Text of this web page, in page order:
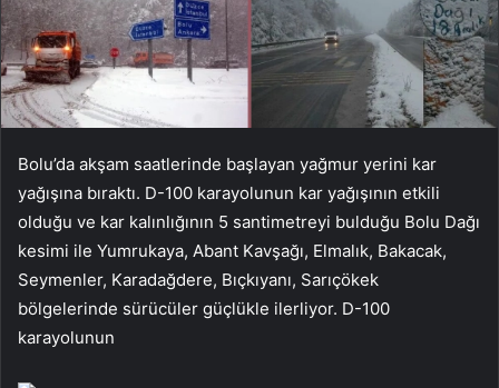
Bolu’da akşam saatlerinde başlayan yağmur yerini kar
yağışına bıraktı. D-100 karayolunun kar yağışının etkili
olduğu ve kar kalınlığının 5 santimetreyi bulduğu Bolu Dağı
kesimi ile Yumrukaya, Abant Kavşağı, Elmalık, Bakacak,
Seymenler, Karadağdere, Bıçkıyanı, Sarıçökek
bölgelerinde sürücüler güçlükle ilerliyor. D-100
karayolunun